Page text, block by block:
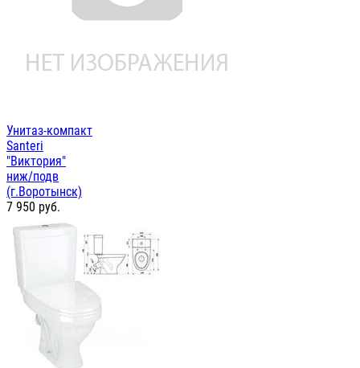
Унитаз-компакт
Santeri
"Виктория"
ниж/подв
(г.Воротынск)
7 950 руб.